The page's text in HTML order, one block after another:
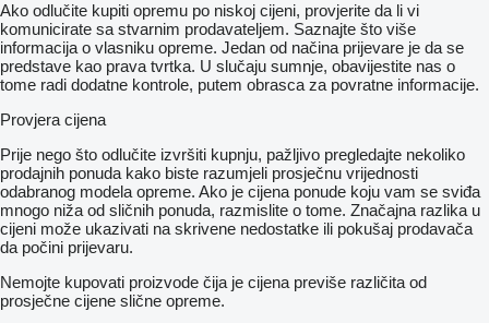
Ako odlučite kupiti opremu po niskoj cijeni, provjerite da li vi
komunicirate sa stvarnim prodavateljem. Saznajte što više
informacija o vlasniku opreme. Jedan od načina prijevare je da se
predstave kao prava tvrtka. U slučaju sumnje, obavijestite nas o
tome radi dodatne kontrole, putem obrasca za povratne informacije.
Provjera cijena
Prije nego što odlučite izvršiti kupnju, pažljivo pregledajte nekoliko
prodajnih ponuda kako biste razumjeli prosječnu vrijednosti
odabranog modela opreme. Ako je cijena ponude koju vam se sviđa
mnogo niža od sličnih ponuda, razmislite o tome. Značajna razlika u
cijeni može ukazivati ​​na skrivene nedostatke ili pokušaj prodavača
da počini prijevaru.
Nemojte kupovati proizvode čija je cijena previše različita od
prosječne cijene slične opreme.